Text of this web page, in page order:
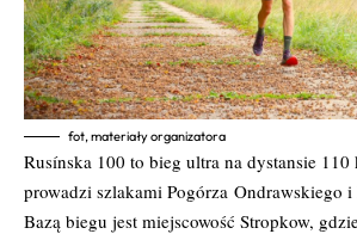
fot, materiały organizatora
Rusínska 100 to bieg ultra na dystansie 110
prowadzi szlakami Pogórza Ondrawskiego
Bazą biegu jest miejscowość Stropkow,